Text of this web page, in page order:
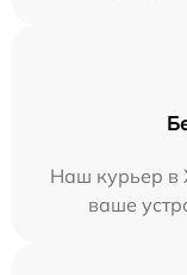
Наш курьер в
ваше